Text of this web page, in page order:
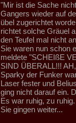
"Mir ist die Sache
Gangers wieder auf
übel zugerichtet
richtet solche Gräuel
den Teufel mal nicht
Sie waren nun schon
meldete "SCHEIßE
SIND ÜBERALL!!!
Sparky der Funker
Laser fester und
ging nicht darauf ein.
Es war ruhig, zu ruhig.
Sie gingen weiter...